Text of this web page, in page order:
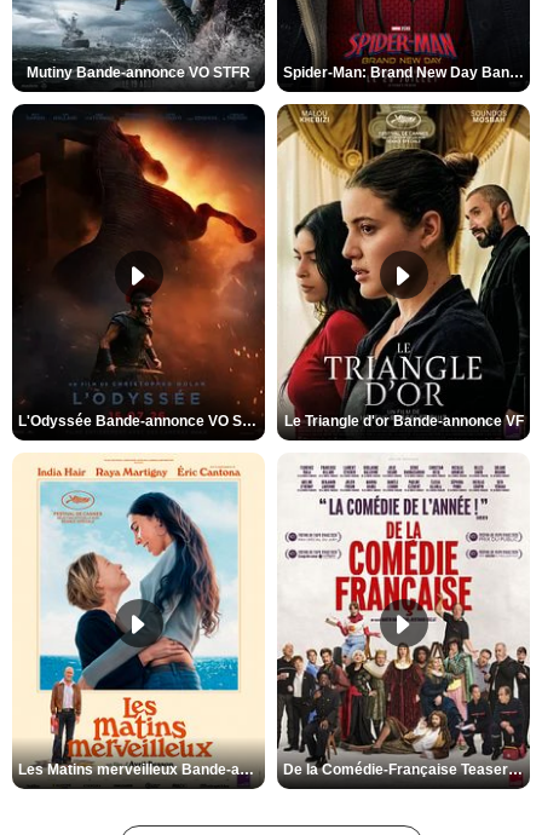
Mutiny Bande-annonce VO STFR Spider-Man: Brand New Day Bande-annonce VO STFR
L'Odyssée Bande-annonce VO STFR Le Triangle d'or Bande-annonce VF
Les Matins merveilleux Bande-annonce VF De la Comédie-Française Teaser VF